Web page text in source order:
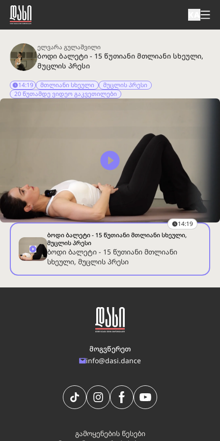
ელვარა გულაშვილი
ბოდი ბალეტი - 15 წუთიანი მთლიანი სხეული,
მუცლის პრესი
14:19 მთლიანი სხეული
მუცლის პრესი
20 წუთამდე ვიდეო გაკვეთილები
ბოდი ბალეტი - 15 წუთიანი მთლიანი სხეული,
მუცლის პრესი
ბოდი ბალეტი - 15 წუთიანი მთლიანი
სხეული, მუცლის პრესი
14:19
მოგვწერეთ
info@dasi.dance
გამოყენების წესები